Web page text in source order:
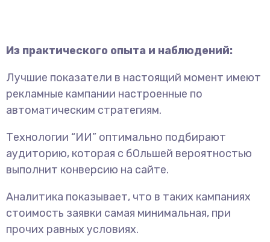
Из практического опыта и наблюдений:
Лучшие показатели в настоящий момент имеют
рекламные кампании настроенные по
автоматическим стратегиям.
Технологии “ИИ” оптимально подбирают
аудиторию, которая с бОльшей вероятностью
выполнит конверсию на сайте.
Аналитика показывает, что в таких кампаниях
стоимость заявки самая минимальная, при
прочих равных условиях.